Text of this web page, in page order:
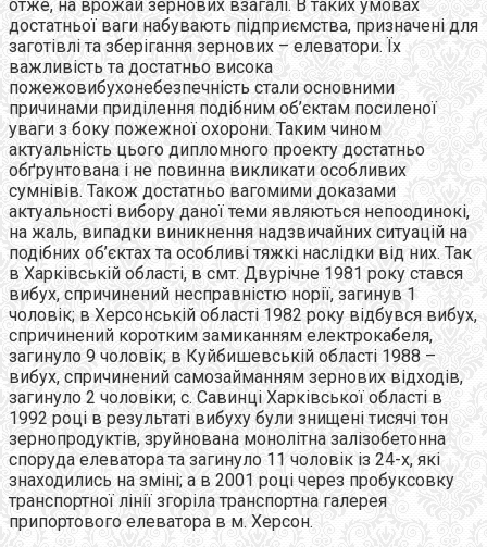
отже, на врожай зернових взагалі. В таких умовах
достатньої ваги набувають підприємства, призначені для
заготівлі та зберігання зернових – елеватори. Їх
важливість та достатньо висока
пожежовибухонебезпечність стали основними
причинами приділення подібним об’єктам посиленої
уваги з боку пожежної охорони. Таким чином
актуальність цього дипломного проекту достатньо
обґрунтована і не повинна викликати особливих
сумнівів. Також достатньо вагомими доказами
актуальності вибору даної теми являються непоодинокі,
на жаль, випадки виникнення надзвичайних ситуацій на
подібних об’єктах та особливі тяжкі наслідки від них. Так
в Харківській області, в смт. Двурічне 1981 року стався
вибух, спричинений несправністю норії, загинув 1
чоловік; в Херсонській області 1982 року відбувся вибух,
спричинений коротким замиканням електрокабеля,
загинуло 9 чоловік; в Куйбишевській області 1988 –
вибух, спричинений самозайманням зернових відходів,
загинуло 2 чоловіки; с. Савинці Харківської області в
1992 році в результаті вибуху були знищені тисячі тон
зернопродуктів, зруйнована монолітна залізобетонна
споруда елеватора та загинуло 11 чоловік із 24-х, які
знаходились на зміні; а в 2001 році через пробуксовку
транспортної лінії згоріла транспортна галерея
припортового елеватора в м. Херсон.